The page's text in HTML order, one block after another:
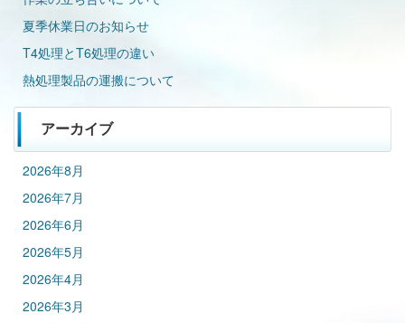
夏季休業日のお知らせ
T4処理とT6処理の違い
熱処理製品の運搬について
アーカイブ
2026年8月
2026年7月
2026年6月
2026年5月
2026年4月
2026年3月